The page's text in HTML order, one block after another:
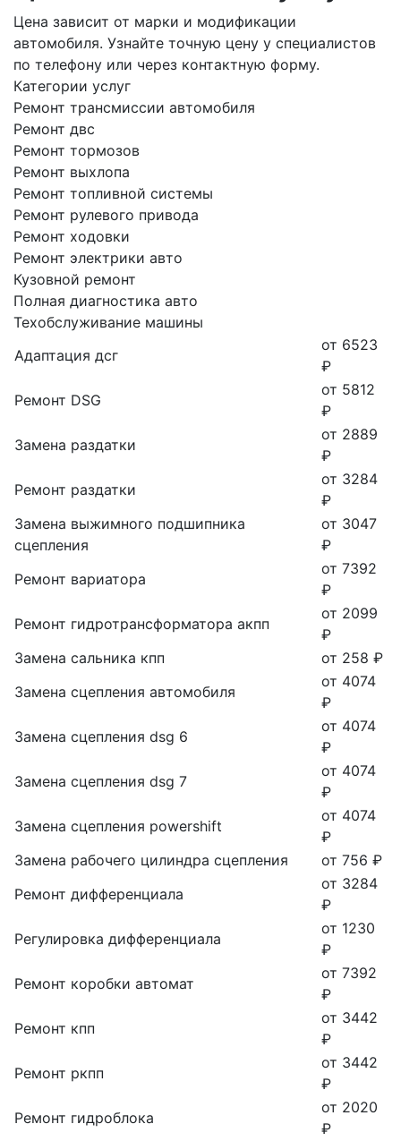
Цена зависит от марки и модификации
автомобиля. Узнайте точную цену у специалистов
по телефону или через контактную форму.
Категории услуг
Ремонт трансмиссии автомобиля
Ремонт двс
Ремонт тормозов
Ремонт выхлопа
Ремонт топливной системы
Ремонт рулевого привода
Ремонт ходовки
Ремонт электрики авто
Кузовной ремонт
Полная диагностика авто
Техобслуживание машины
Адаптация дсг
от 6523
₽
Ремонт DSG
от 5812
₽
Замена раздатки
от 2889
₽
Ремонт раздатки
от 3284
₽
Замена выжимного подшипника
сцепления
от 3047
₽
Ремонт вариатора
от 7392
₽
Ремонт гидротрансформатора акпп
от 2099
₽
Замена сальника кпп
от 258 ₽
Замена сцепления автомобиля
от 4074
₽
Замена сцепления dsg 6
от 4074
₽
Замена сцепления dsg 7
от 4074
₽
Замена сцепления powershift
от 4074
₽
Замена рабочего цилиндра сцепления
от 756 ₽
Ремонт дифференциала
от 3284
₽
Регулировка дифференциала
от 1230
₽
Ремонт коробки автомат
от 7392
₽
Ремонт кпп
от 3442
₽
Ремонт ркпп
от 3442
₽
Ремонт гидроблока
от 2020
₽